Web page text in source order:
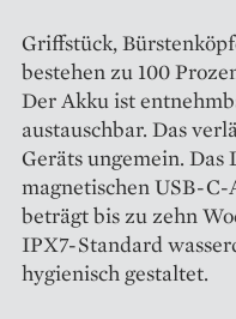
Griffstück,
bestehen zu 100
Der Akku ist
austauschbar. Das
Geräts ungemein.
magnetischen USB-
beträgt bis zu zehn
IPX7-Standard
hygienisch gestaltet.